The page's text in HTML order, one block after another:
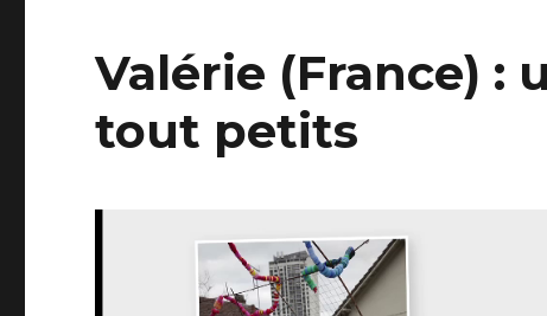
Valérie (France) :
tout petits